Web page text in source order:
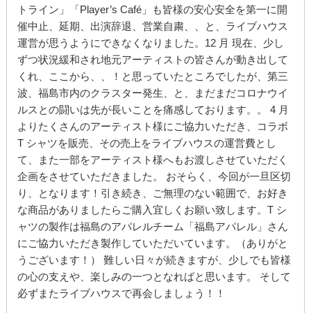
トライン」「Player’s Café」も皆様の安心安全を第一に開
催中止、延期、出演辞退、営業自粛、、と、ライブハウス
運営が思うようにできなくなりました。12 月 現在、少し
ずつ状況緩和され地元アーティストの皆さんが動き出して
くれ、ここから、、！と思っていたところでしたが、第三
波、福島市内のクラスター発生、と、まだまだコロナウイ
ルスとの闘いは先が長いことを痛感しております。。 4 月
よりたくさんのアーティスト様にご協力いただき、コラボ
T シャツを販売、その売上をライブハウスの運営費とし
て、また一部をアーティスト様へもお渡しさせていただく
企画をさせていただきました。 おそらく、今回が一旦区切
り、となります！引き続き、ご無理のない範囲で、お好き
な商品がありましたらご購入宜しくお願い致します。T シ
ャツの製作は福島のアパレルチーム「福島アパレル」さん
にご協力いただき製作していただいています。（ありがと
うございます！） 難しい日々が続きますが、少しでも皆様
の心の支えや、楽しみの一つとなればと思います。 そして
必ずまたライブハウスで再会しましょう！！